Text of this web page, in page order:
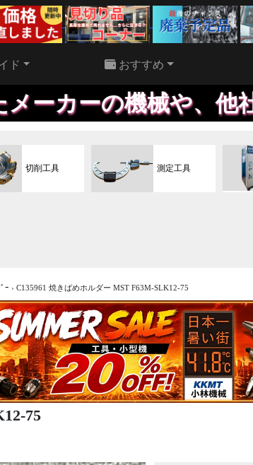
22 件
ド おすすめ
、他社で買われた
切削工具 測定工具
ｰ › C135961 焼きばめホルダー MST F63M-SLK12-75
75